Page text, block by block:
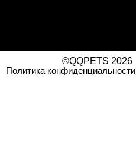
©QQPETS 2026
Политика конфиденциальности